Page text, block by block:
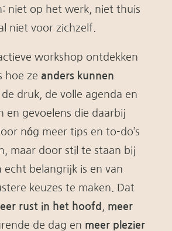
niet op het werk, niet thuis
niet voor zichzelf.
workshop ontdekken
hoe ze anders kunnen
druk, de volle agenda en
en gevoelens die daarbij
nóg meer tips en to-do’s
maar door stil te staan bij
belangrijk is en van
keuzes te maken. Dat
rust in het hoofd
meer
de dag en meer plezier